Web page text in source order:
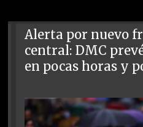
Alerta por nuevo
central: DMC
en pocas horas y